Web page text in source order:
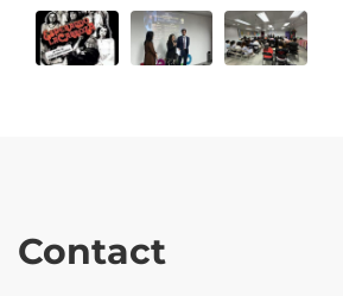
Contact